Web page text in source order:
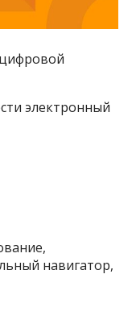
электронный
навигатор,